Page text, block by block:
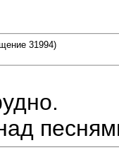
31994)